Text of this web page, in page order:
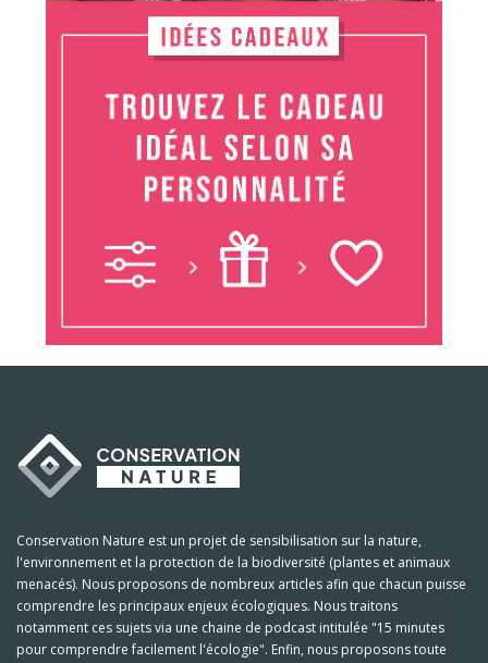
Conservation Nature est un projet de sensibilisation sur la nature,
l'environnement et la protection de la biodiversité (plantes et animaux
menacés). Nous proposons de nombreux articles afin que chacun puisse
comprendre les principaux enjeux écologiques. Nous traitons
notamment ces sujets via une chaine de podcast intitulée "15 minutes
pour comprendre facilement l'écologie". Enfin, nous proposons toute